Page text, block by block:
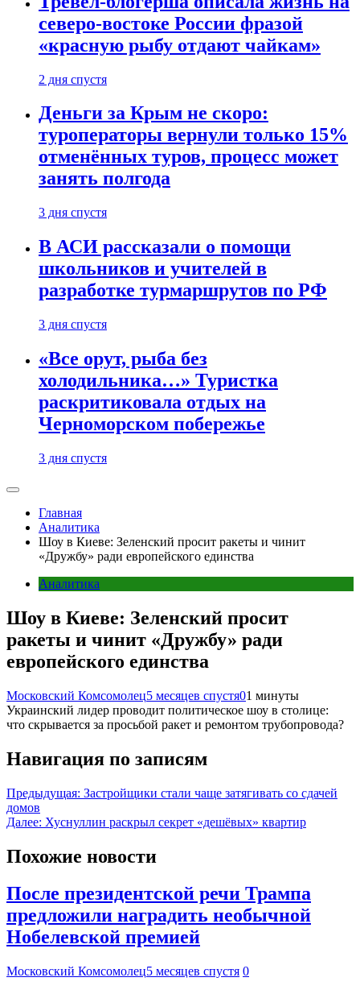
северо-востоке России фразой
«красную рыбу отдают чайкам»
2 дня спустя
Деньги за Крым не скоро:
туроператоры вернули только 15%
отменённых туров, процесс может
занять полгода
3 дня спустя
В АСИ рассказали о помощи
школьников и учителей в
разработке турмаршрутов по РФ
3 дня спустя
«Все орут, рыба без
холодильника…» Туристка
раскритиковала отдых на
Черноморском побережье
3 дня спустя
Главная
Аналитика
Шоу в Киеве: Зеленский просит ракеты и чинит
«Дружбу» ради европейского единства
Аналитика
Шоу в Киеве: Зеленский просит
ракеты и чинит «Дружбу» ради
европейского единства
Московский Комсомолец5 месяцев спустя01 минуты
Украинский лидер проводит политическое шоу в столице:
что скрывается за просьбой ракет и ремонтом трубопровода?
Навигация по записям
Предыдущая: Застройщики стали чаще затягивать со сдачей
домов
Далее: Хуснуллин раскрыл секрет «дешёвых» квартир
Похожие новости
После президентской речи Трампа
предложили наградить необычной
Нобелевской премией
Московский Комсомолец5 месяцев спустя 0